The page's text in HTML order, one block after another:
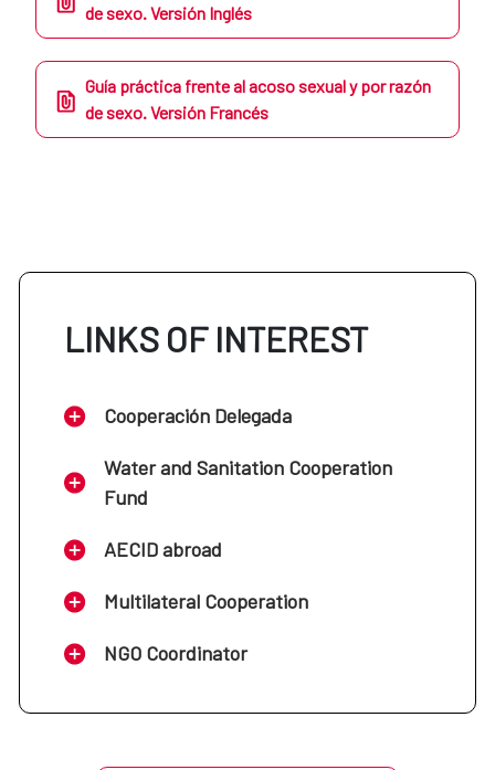
de sexo. Versión Inglés
Guía práctica frente al acoso sexual y por razón
de sexo. Versión Francés
LINKS OF INTEREST
Cooperación Delegada
Water and Sanitation Cooperation
Fund
AECID abroad
Multilateral Cooperation
NGO Coordinator